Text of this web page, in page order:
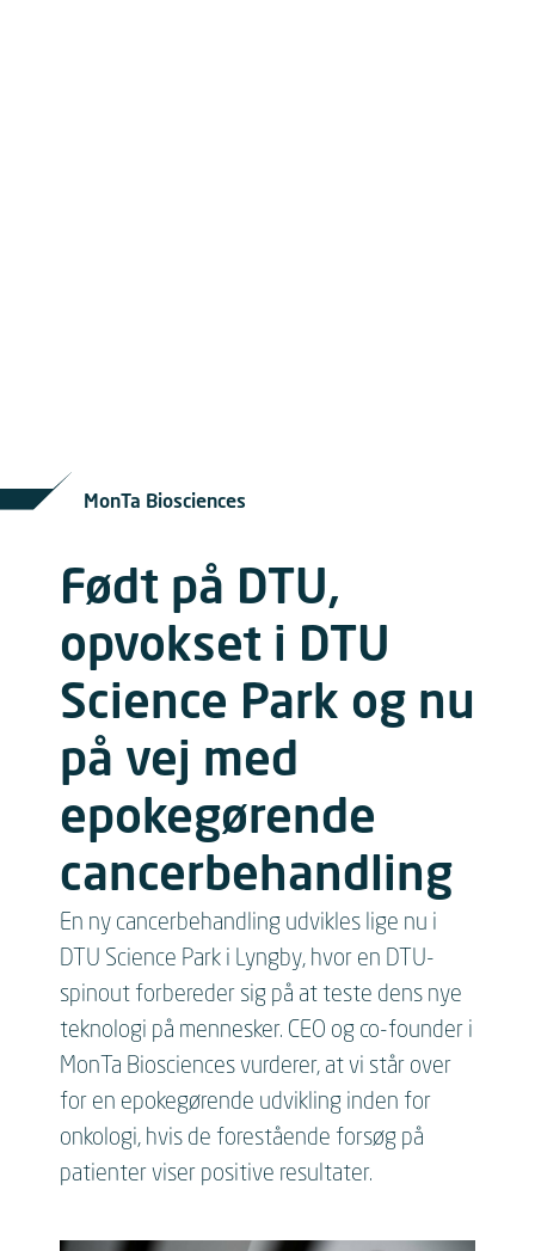
MonTa Biosciences
Født på DTU,
opvokset i DTU
Science Park og nu
på vej med
epokegørende
cancerbehandling
En ny cancerbehandling udvikles lige nu i
DTU Science Park i Lyngby, hvor en DTU-
spinout forbereder sig på at teste dens nye
teknologi på mennesker. CEO og co-founder i
MonTa Biosciences vurderer, at vi står over
for en epokegørende udvikling inden for
onkologi, hvis de forestående forsøg på
patienter viser positive resultater.